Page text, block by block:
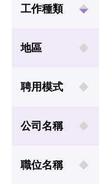
工作種類
地區
聘用模式
公司名稱
職位名稱